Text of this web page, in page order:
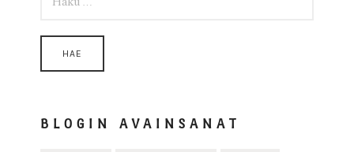
BLOGIN AVAINSANAT